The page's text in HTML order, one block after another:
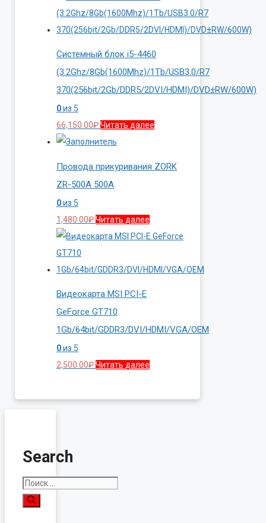
Системный блок i5-4460
(3.2Ghz/8Gb(1600Mhz)/1Tb/USB3.0/R7
370(256bit/2Gb/DDR5/2DVI/HDMI)/DVD±RW/600W)
0из 5
66,150.00₽Читать далее
Провода прикуривания ZORK
ZR-500A 500A
0из 5
1,480.00₽Читать далее
Видеокарта MSI PCI-E
GeForce GT710
1Gb/64bit/GDDR3/DVI/HDMI/VGA/OEM
0из 5
2,500.00₽Читать далее
Search
Поиск: